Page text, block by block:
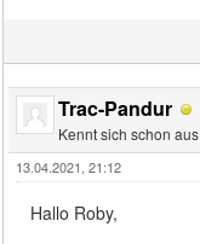
Trac-Pandur
Kennt sich schon aus
13.04.2021, 21:12
Hallo Roby,